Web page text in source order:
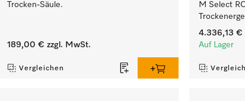
Trocken-Säule.
189,00 € zzgl. MwSt.
Vergleichen
M Select
4.336,13 €
Auf Lager